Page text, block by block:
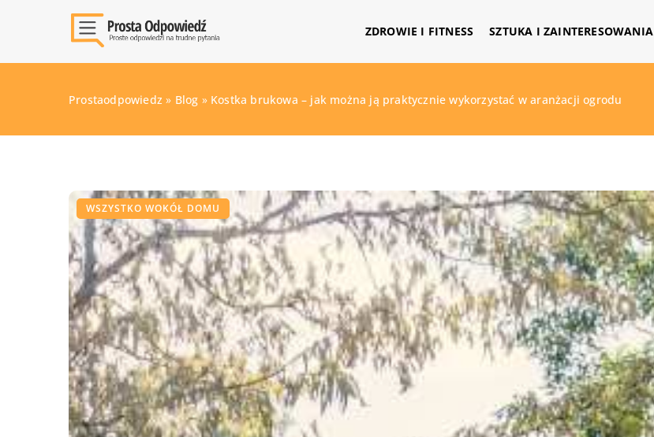
ZDROWIE I FITNESS SZTUKA I ZAINTERESOWANIA
Prostaodpowiedz » Blog » Kostka brukowa – jak można ją praktycznie wykorzystać w aranżacji ogrodu
WSZYSTKO WOKÓŁ DOMU